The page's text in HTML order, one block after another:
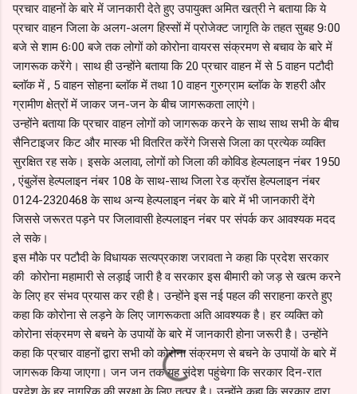
प्रचार वाहनों के बारे में जानकारी देते हुए उपायुक्त अमित खत्री ने बताया कि ये
प्रचार वाहन जिला के अलग-अलग हिस्सों में प्रोजेक्ट जागृति के तहत सुबह 9ः00
बजे से शाम 6ः00 बजे तक लोगों को कोरोना वायरस संक्रमण से बचाव के बारे में
जागरूक करेंगे। साथ ही उन्होंने बताया कि 20 प्रचार वाहन में से 5 वाहन पटौदी
ब्लाॅक में , 5 वाहन सोहना ब्लाॅक में तथा 10 वाहन गुरुग्राम ब्लाॅक के शहरी और
ग्रामीण क्षेत्रों में जाकर जन-जन के बीच जागरूकता लाएंगे।
उन्होंने बताया कि प्रचार वाहन लोगों को जागरूक करने के साथ साथ सभी के बीच
सैनिटाइजर किट और मास्क भी वितरित करेंगे जिससे जिला का प्रत्येक व्यक्ति
सुरक्षित रह सके। इसके अलावा, लोगों को जिला की कोविड हेल्पलाइन नंबर 1950
, एंबुलेंस हेल्पलाइन नंबर 108 के साथ-साथ जिला रेड क्रॉस हेल्पलाइन नंबर
0124-2320468 के साथ अन्य हेल्पलाइन नंबर के बारे में भी जानकारी देंगे
जिससे जरूरत पड़ने पर जिलावासी हेल्पलाइन नंबर पर संपर्क कर आवश्यक मदद
ले सके।
इस मौके पर पटौदी के विधायक सत्यप्रकाश जरावता ने कहा कि प्रदेश सरकार
की कोरोना महामारी से लड़ाई जारी है व सरकार इस बीमारी को जड़ से खत्म करने
के लिए हर संभव प्रयास कर रही है। उन्होंने इस नई पहल की सराहना करते हुए
कहा कि कोरोना से लड़ने के लिए जागरूकता अति आवश्यक है। हर व्यक्ति को
कोरोना संक्रमण से बचने के उपायों के बारे में जानकारी होना जरूरी है। उन्होंने
कहा कि प्रचार वाहनों द्वारा सभी को कोरोना संक्रमण से बचने के उपायों के बारे में
जागरूक किया जाएगा। जन जन तक यह संदेश पहुंचेगा कि सरकार दिन-रात